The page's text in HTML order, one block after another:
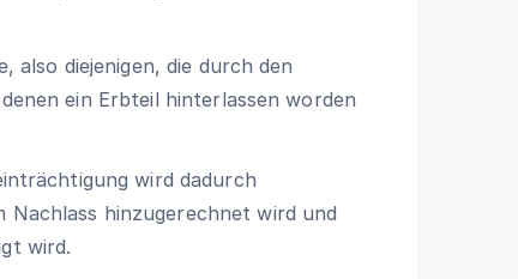
diejenigen, die durch den
ein Erbteil hinterlassen worden
wird dadurch
Nachlass hinzugerechnet wird und
wird.